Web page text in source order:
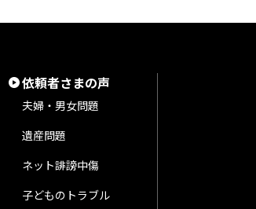
依頼者さまの声
夫婦・男女問題
遺産問題
ネット誹謗中傷
子どものトラブル